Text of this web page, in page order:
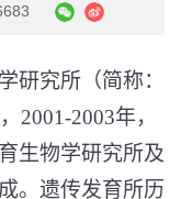
研究所（简称：
2001-2003年，
生物学研究所及
。遗传发育所历